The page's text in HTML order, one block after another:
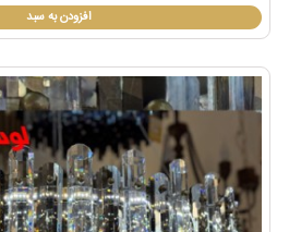
افزودن به سبد